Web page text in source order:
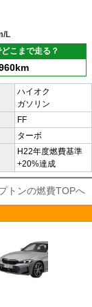
L
こまで走る？
ハイオク
ガソリン
FF
ターボ
H22年度燃費基準
+20%達成
トンの燃費TOPへ